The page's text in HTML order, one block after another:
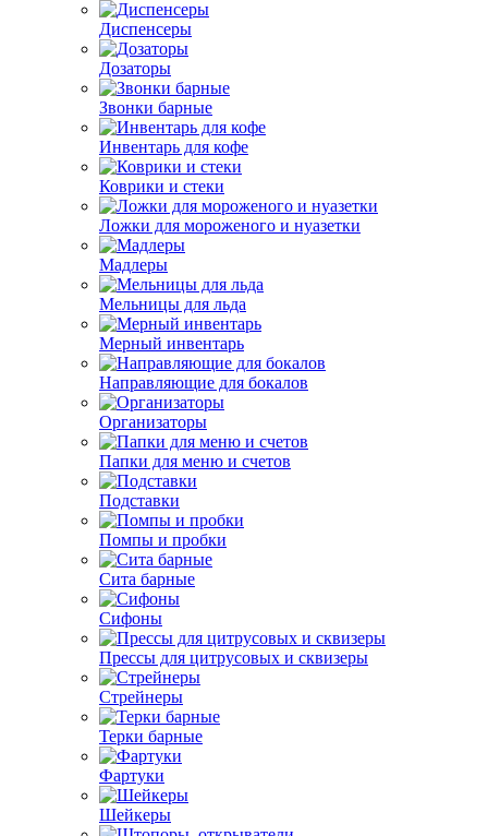
Диспенсеры
Дозаторы
Звонки барные
Инвентарь для кофе
Коврики и стеки
Ложки для мороженого и нуазетки
Мадлеры
Мельницы для льда
Мерный инвентарь
Направляющие для бокалов
Организаторы
Папки для меню и счетов
Подставки
Помпы и пробки
Сита барные
Сифоны
Прессы для цитрусовых и сквизеры
Стрейнеры
Терки барные
Фартуки
Шейкеры